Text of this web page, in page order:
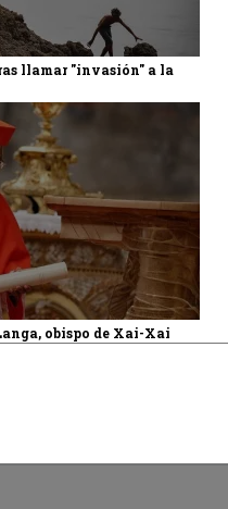
llamar "invasión" a la
obispo de Xai-Xai